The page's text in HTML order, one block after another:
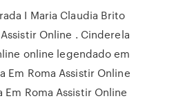
I Maria Claudia Brito
Online . Cinderela
online legendado em
Em Roma Assistir Online
Roma Assistir Online